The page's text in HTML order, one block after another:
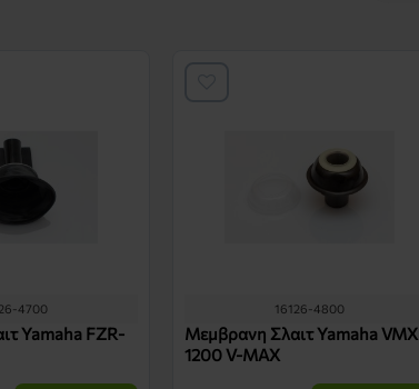
4700
Yamaha FZR-
16126-4800
Μεμβρανη Σλαιτ Yamaha VMX
1200 V-MAX